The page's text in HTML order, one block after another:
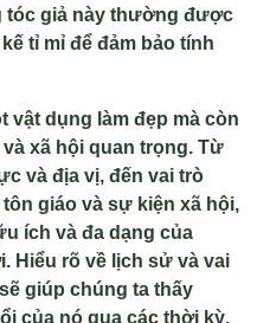
tóc giả này thường được
tỉ mỉ để đảm bảo tính
vật dụng làm đẹp mà còn
xã hội quan trọng. Từ
và địa vị, đến vai trò
giáo và sự kiện xã hội,
ích và đa dạng của
Hiểu rõ về lịch sử và vai
giúp chúng ta thấy
của nó qua các thời kỳ.